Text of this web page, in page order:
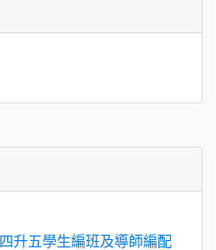
升五學生編班及導師編配